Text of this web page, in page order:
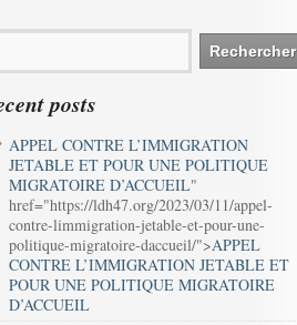
posts
APPEL CONTRE L’IMMIGRATION
JETABLE ET POUR UNE POLITIQUE
MIGRATOIRE D’ACCUEIL"
href="https://ldh47.org/2023/03/11/appel-
contre-limmigration-jetable-et-pour-une-
politique-migratoire-daccueil/">APPEL
CONTRE L’IMMIGRATION JETABLE ET
POUR UNE POLITIQUE MIGRATOIRE
D’ACCUEIL